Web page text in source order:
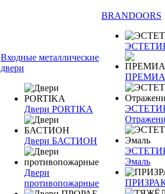
Входные металлические
двери
Двери PORTIKA
Двери БАСТИОН
Двери
противопожарные
BRANDOORS
Эмаль